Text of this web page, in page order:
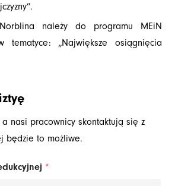
należy do programu MEiN
tematyce: „Największe osiągnięcia
a nasi pracownicy skontaktują się z
będzie to możliwe.
*